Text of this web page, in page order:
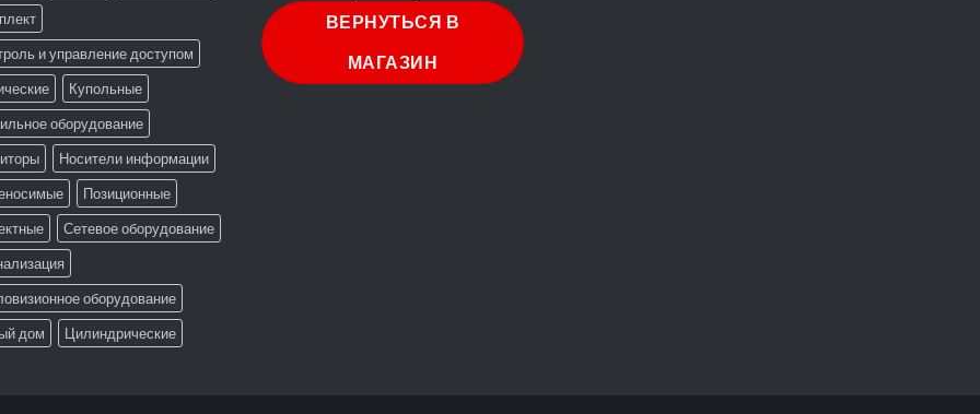
и управление доступом
Купольные
оборудование
Носители информации
Позиционные
Сетевое оборудование
оборудование
дом
Цилиндрические
ВЕРНУТЬСЯ В
МАГАЗИН